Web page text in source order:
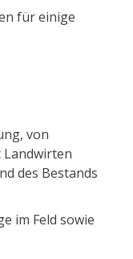
für einige
von
des Bestands
im Feld sowie